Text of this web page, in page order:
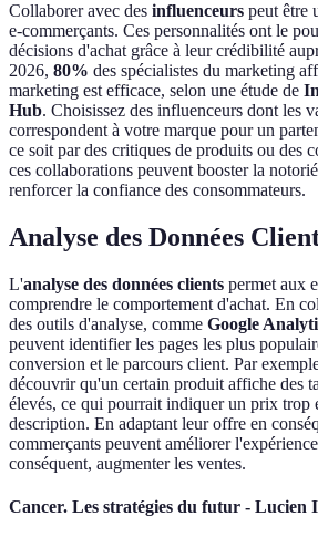
Collaborer avec des influenceurs peut être
e-commerçants. Ces personnalités ont le
décisions d'achat grâce à leur crédibilité
2026, 80% des spécialistes du marketing
marketing est efficace, selon une étude de
Hub. Choisissez des influenceurs dont les
correspondent à votre marque pour un
ce soit par des critiques de produits ou des
ces collaborations peuvent booster la
renforcer la confiance des consommateurs.
Analyse des Données
L'analyse des données clients permet aux
comprendre le comportement d'achat. En
des outils d'analyse, comme Google
peuvent identifier les pages les plus
conversion et le parcours client. Par
découvrir qu'un certain produit affiche des
élevés, ce qui pourrait indiquer un prix trop
description. En adaptant leur offre en
commerçants peuvent améliorer
conséquent, augmenter les ventes.
Cancer. Les stratégies du futur - Lucien